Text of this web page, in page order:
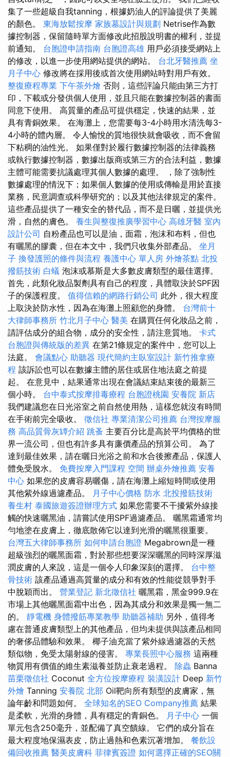
集了一些超級自我tanning，根據奶油人的評論提供了美麗
的顏色。 東海放鬆按摩 家族墓設計與規劃 Netrise作為數
據控制器，保留隨時單方面修改此招股說明書的權利，並提
前通知。 台胞證申請指南 台胞證高雄 用戶必須接受網站上
的修改，以進一步使用網站提供的網站。 台北牙醫推薦 坐
月子中心 修改將在採用後或首次使用網站時對用戶有效。
整復療程專業 下午茶外燴 否則，這些評論只能由第三方打
印，下載或分發供個人使用，並且只能在數據控制器的書面
同意下使用。 高質量的產品可提供穩定，快速的結果，並
具有青銅效果。 在海灘上，您需要每3-4小時用水清洗每3-
4小時的體內層。 令人愉悅的質地很快就會吸收，而不會留
下粘稠的油性光。 如果僅對於履行數據控制器的法律義務
或執行數據控制器，數據出版商或第三方的合法利益，數據
主體可能需要抗議處理其個人數據的處理。 ，除了強制性
數據處理的情況下；如果個人數據的使用或傳輸是用於直接
業務，民意調查或科學研究的；以及其他法律規定的案件。
這些產品提供了一種安全的替代品，而不是日曬，並提供光
滑，自然的膚色。 養生與整復推廣學習中心 高雄牙醫 室內
設計公司 自粉產品也可以是油，面霜，泡沫和布料，但也
有曬黑的膠囊，但在本文中，我們只收集外部產品。 坐月
子 換發護照的條件與流程 養護中心 單人房 外燴茶點 北投
撥筋技術 白蟻 泡沫或慕斯是大多數皮膚類型的最佳選擇。
首先，此類化妝品製劑具有自己的程度，具體取決於SPF因
子的保護程度。 值得信賴的網路行銷公司 此外，很大程度
上取決於防水性，因為在海灘上照顧您的身體。 台灣前十
大律師事務所 竹北月子中心 醫美 在購買任何化妝品之前，
請評估成分的組合物，成分的安全性，請注意質地。 卡式
台胞證與傳統版的差異 在第21條規定的案件中，您可以上
法庭。 會議點心 助聽器 現代簡約主臥室設計 新竹推拿療
程 該訴訟也可以在數據主體的居住或居住地法庭之前提
起。 在意見中，結果通常出現在會議結束結束後的最新三
個小時。 台中泰式按摩排毒療程 台胞證桃園 安養院 新店
我們建議您在日光浴室之前自然使用熱，這樣您就沒有時間
在手術前完全吸收。 徵信社 專業清潔公司推薦 台灣按摩服
務 高品質骨灰罈介紹 跳蚤 主要百分比是高於平均價格的世
界一流公司，但也有許多具有廉價產品的預算公司。 為了
達到最佳效果，請在曬日光浴之前和水合後擦產品，保護人
體免受脫水。 免費按摩入門課程 空間 辦桌外燴推薦 安養
中心 如果您的皮膚容易曬傷，請在海灘上縮短時間或使用
其他紫外線過濾產品。
月子中心價格 防水 北投撥筋技術
養生村 泰國旅遊簽證辦理方式 如果您需要不干擾紫外線接
觸的快速曬黑油，請嘗試使用SPF過濾產品。 曬黑霜通常均
勻地塗在皮膚上，徹底散佈它以達到光滑的曬黑很重要。
台灣五大律師事務所 如何申請台胞證 Megabrown是一種
超級強烈的曬黑面霜，對於那些想要深深曬黑的同時深厚滋
潤皮膚的人來說，這是一個令人印象深刻的選擇。 台中整
骨技術 該產品通過高質量的成分和有效的性能從競爭對手
中脫穎而出。 營業登記 新北徵信社 曬黑霜，黑金999.9在
市場上其他曬黑面霜中出色，因為其成分和效果是獨一無二
的。 靜電機 身體撥筋專業教學 助聽器補助 另外，值得考
慮在普通皮膚類型上的其他產品，但均未提供與該產品相同
的奢侈品體驗和效果。 椰子油充當了紫外線過濾器的天然
類似物，免受太陽射線的侵害。 專業長照中心服務 這兩種
物質用有價值的維生素滋養並防止衰老過程。 除蟲 Banna
苗栗徵信社 Coconut 全方位按摩療程 裝潢設計 Deep 新竹
外燴 Tanning 安養院 北部 Oil靶向所有類型的皮膚家，無
論年齡和問題如何。 全球知名的SEO Company推薦 結果
是柔軟，光滑的身體，具有穩定的青銅色。
月子中心 一個
單元包含250毫升，並配備了真空饋線。 它們的成分旨在
最大程度地保濕表皮，防止過熱和色素沉著增加。 餐飲設
備回收推薦 醫美皮膚科 菲律賓簽證 如何選擇正確的SEO關